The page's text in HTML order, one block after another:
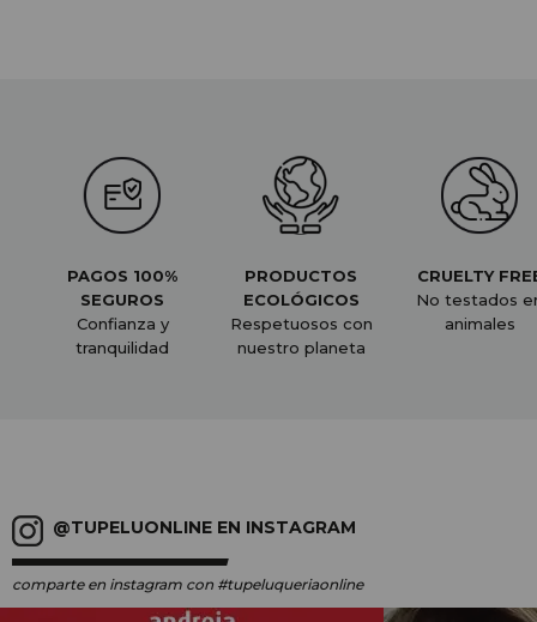
PAGOS 100%
SEGUROS
Confianza y
tranquilidad
PRODUCTOS
ECOLÓGICOS
Respetuosos con
nuestro planeta
CRUELTY
No testados
animales
@TUPELUONLINE EN INSTAGRAM
comparte en instagram con #tupeluqueriaonline